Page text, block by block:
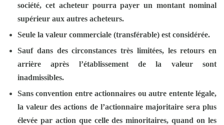
société, cet acheteur pourra payer un montant nominal
supérieur aux autres acheteurs.
Seule la valeur commerciale (transférable) est considérée.
Sauf dans des circonstances très limitées, les retours en
arrière après l’établissement de la valeur sont
inadmissibles.
Sans convention entre actionnaires ou autre entente légale,
la valeur des actions de l’actionnaire majoritaire sera plus
élevée par action que celle des minoritaires, quand on les